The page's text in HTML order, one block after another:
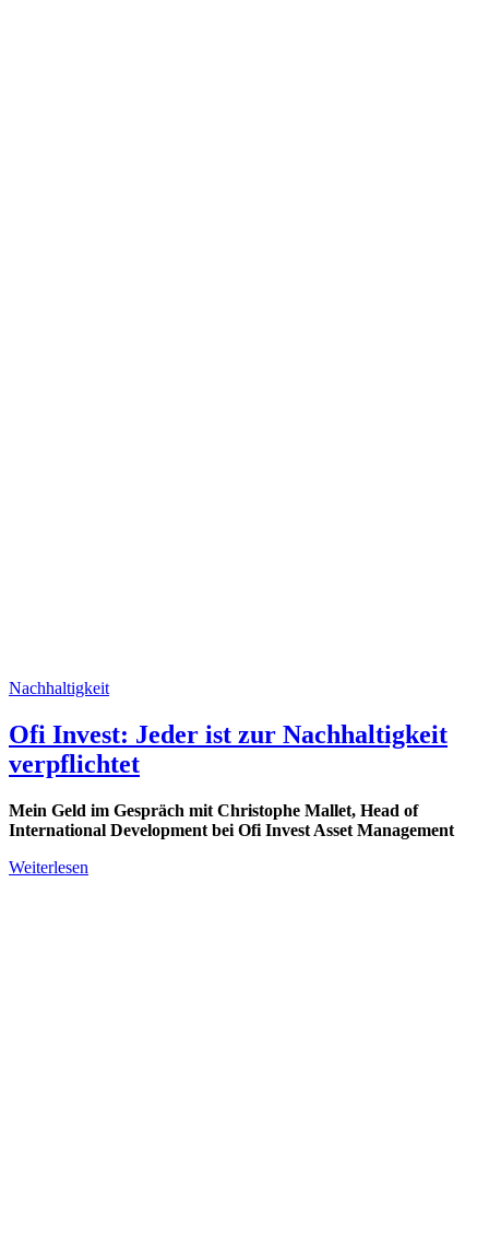
Nachhaltigkeit
Ofi Invest: Jeder ist zur Nachhaltigkeit
verpflichtet
Mein Geld im Gespräch mit Christophe Mallet, Head of
International Development bei Ofi Invest Asset Management
Weiterlesen